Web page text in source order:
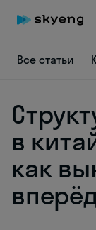
Все статьи
в
как
Skyeng Chat
online